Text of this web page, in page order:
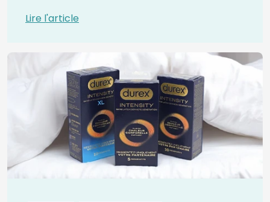
Lire l'article